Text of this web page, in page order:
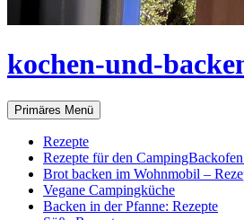
kochen-und-
Suchen
Primäres Menü
Rezepte
Rezepte für den
Brot backen im Wohnmobil –
Vegane Campingküche
Backen in der Pfanne: Rezepte